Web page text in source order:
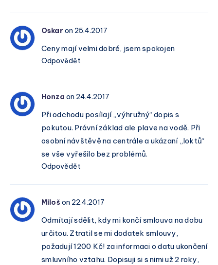
Oskar on 25.4.2017
Ceny mají velmi dobré, jsem spokojen
Odpovědět
Honza on 24.4.2017
Při odchodu posílají „výhružný“ dopis s
pokutou. Právní základ ale plave na vodě. Při
osobní návštěvě na centrále a ukázaní „loktů“
se vše vyřešilo bez problémů.
Odpovědět
Miloš on 22.4.2017
Odmítají sdělit, kdy mi končí smlouva na dobu
určitou. Ztratil se mi dodatek smlouvy,
požadují 1200 Kč! za informaci o datu ukončení
smluvního vztahu. Dopisuji si s nimi už 2 roky,